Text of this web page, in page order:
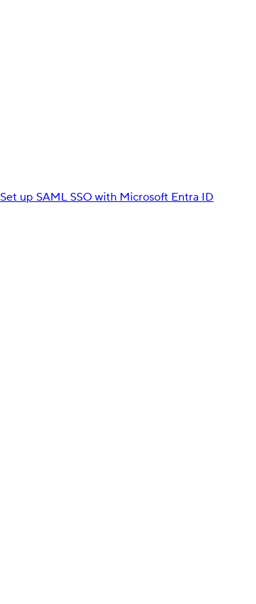
Set up SAML SSO with Microsoft Entra ID